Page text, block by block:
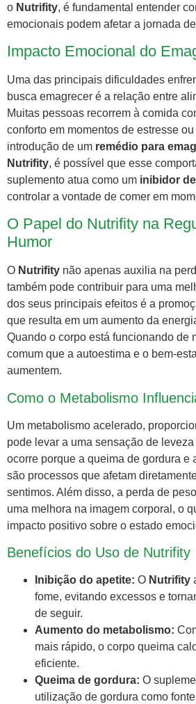
o Nutrifity, é fundamental entender
emocionais podem afetar a jornada
Impacto Emocional do
Uma das principais dificuldades
busca emagrecer é a relação entre
Muitas pessoas recorrem à comida
conforto em momentos de estresse
introdução de um remédio para
Nutrifity, é possível que esse
suplemento atua como um inibidor
controlar a vontade de comer em
O Papel do Nutrifity na
Humor
O Nutrifity não apenas auxilia na
também pode contribuir para uma
dos seus principais efeitos é a
que resulta em um aumento da
Quando o corpo está funcionando de
comum que a autoestima e o bem-
aumentem.
Como o Metabolismo
Um metabolismo acelerado,
pode levar a uma sensação de
ocorre porque a queima de gordura e
são processos que afetam
sentimos. Além disso, a perda de
uma melhora na imagem corporal, o
impacto positivo sobre o estado
Benefícios do Uso de Nutrifity
Inibição do apetite: O Nutrifity
fome, evitando excessos e
de seguir.
Aumento do metabolismo:
mais rápido, o corpo queima
eficiente.
Queima de gordura: O
utilização de gordura como